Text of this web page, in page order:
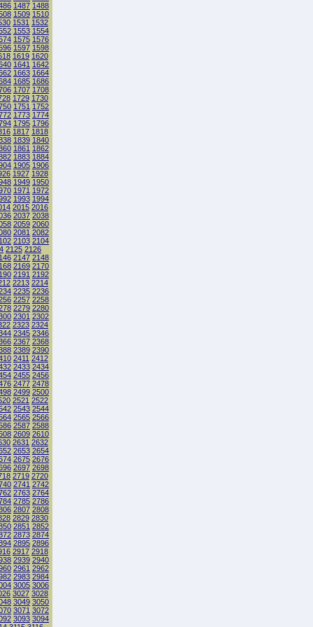
1487 1488
1509 1510
1531 1532
1553 1554
1575 1576
1597 1598
1619 1620
1641 1642
1663 1664
1685 1686
1707 1708
1729 1730
1751 1752
1773 1774
1795 1796
1817 1818
1839 1840
1861 1862
1883 1884
1905 1906
1927 1928
1949 1950
1971 1972
1993 1994
2015 2016
2037 2038
2059 2060
2081 2082
2103 2104
2125 2126
2147 2148
2169 2170
2191 2192
2213 2214
2235 2236
2257 2258
2279 2280
2301 2302
2323 2324
2345 2346
2367 2368
2389 2390
2411 2412
2433 2434
2455 2456
2477 2478
2499 2500
2521 2522
2543 2544
2565 2566
2587 2588
2609 2610
2631 2632
2653 2654
2675 2676
2697 2698
2719 2720
2741 2742
2763 2764
2785 2786
2807 2808
2829 2830
2851 2852
2873 2874
2895 2896
2917 2918
2939 2940
2961 2962
2983 2984
3005 3006
3027 3028
3049 3050
3071 3072
3093 3094